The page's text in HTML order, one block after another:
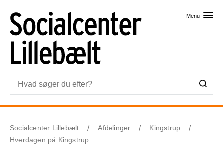
Menu
Socialcenter Lillebælt Afdelinger
Kingstrup
Hverdagen på Kingstrup